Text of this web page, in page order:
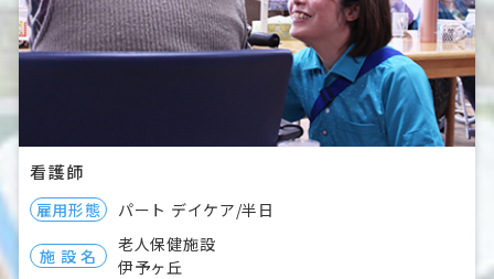
看護師
雇用形態 パート デイケア/半日
施 設 名
老人保健施設
伊予ヶ丘